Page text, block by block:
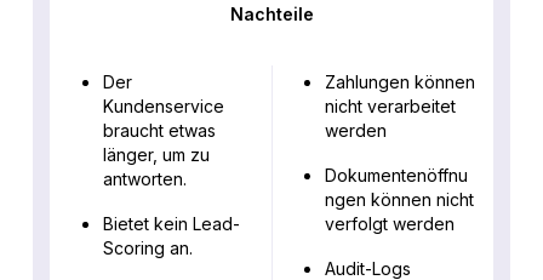
Nachteile
Der
Kundenservice
braucht etwas
länger, um zu
antworten.
Bietet kein Lead-
Scoring an.
Zahlungen können
nicht verarbeitet
werden
Dokumentenöffnu
ngen können nicht
verfolgt werden
Audit-Logs